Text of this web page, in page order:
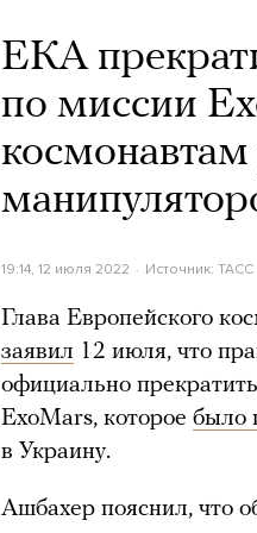
ЕКА
по миссии
космонавтам
19:14, 12 июля 2022 Источник: ТАСС
Глава Европейского
заявил 12 июля, что
официально
ExoMars, которое было
в Украину.
Ашбахер пояснил, что